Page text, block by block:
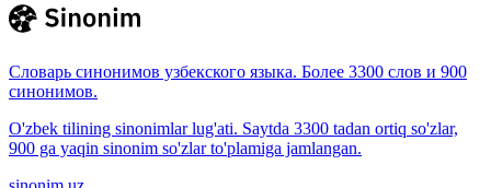
Словарь синонимов узбекского языка. Более 3300 слов и 900
синонимов.
O'zbek tilining sinonimlar lug'ati. Saytda 3300 tadan ortiq so'zlar,
900 ga yaqin sinonim so'zlar to'plamiga jamlangan.